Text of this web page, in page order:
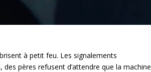
à petit feu. Les signalements
pères refusent d’attendre que la machine